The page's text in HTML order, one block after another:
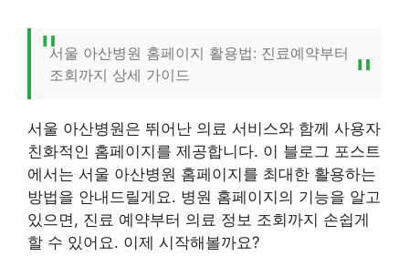
서울 아산병원 홈페이지 활용법: 진료예약부터
조회까지 상세 가이드
서울 아산병원은 뛰어난 의료 서비스와 함께 사용자
친화적인 홈페이지를 제공합니다. 이 블로그 포스트
에서는 서울 아산병원 홈페이지를 최대한 활용하는
방법을 안내드릴게요. 병원 홈페이지의 기능을 알고
있으면, 진료 예약부터 의료 정보 조회까지 손쉽게
할 수 있어요. 이제 시작해볼까요?